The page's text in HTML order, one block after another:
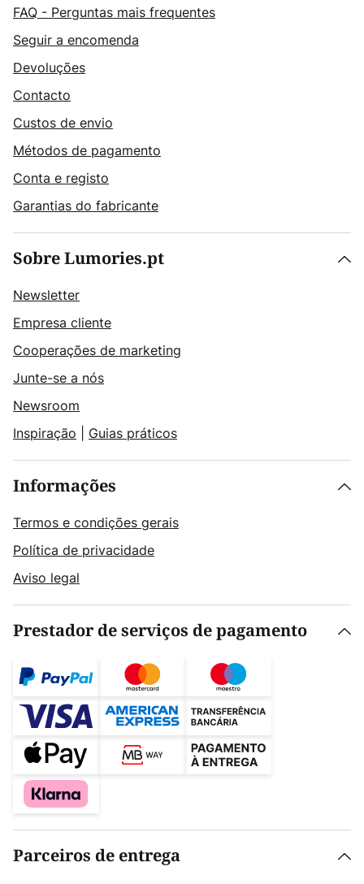
FAQ - Perguntas mais frequentes
Seguir a encomenda
Devoluções
Contacto
Custos de envio
Métodos de pagamento
Conta e registo
Garantias do fabricante
Sobre Lumories.pt
Newsletter
Empresa cliente
Cooperações de marketing
Junte-se a nós
Newsroom
Inspiração
Guias práticos
Informações
Termos e condições gerais
Política de privacidade
Aviso legal
Prestador de serviços de pagamento
Parceiros de entrega